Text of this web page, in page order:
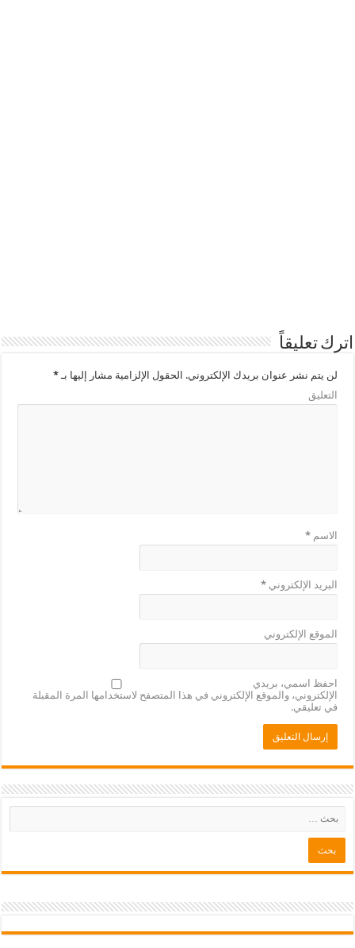
اترك تعليقاً
لن يتم نشر عنوان بريدك الإلكتروني. الحقول الإلزامية مشار إليها بـ*
التعليق
الاسم*
البريد الإلكتروني*
الموقع الإلكتروني
احفظ اسمي، بريدي
الإلكتروني، والموقع الإلكتروني في هذا المتصفح لاستخدامها المرة المقبلة
في تعليقي.